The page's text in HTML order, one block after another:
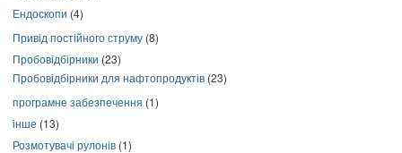
Ендоскопи (4)
Привід постійного струму (8)
Пробовідбірники (23)
Пробовідбірники для нафтопродуктів (23)
програмне забезпечення (1)
інше (13)
Розмотувачі рулонів (1)